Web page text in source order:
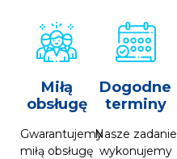
Miłą
obsługę
Gwarantujemy
miłą obsługę
Dogodne
terminy
Nasze zadanie
wykonujemy